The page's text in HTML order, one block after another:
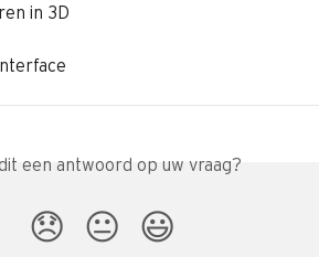
in 3D
een antwoord op uw vraag?
😞 😐 😃